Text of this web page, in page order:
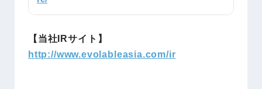
【当社IRサイト】
http://www.evolableasia.com/ir